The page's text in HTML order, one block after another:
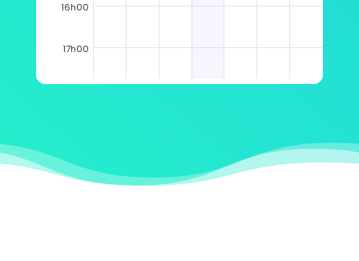
16h00
17h00